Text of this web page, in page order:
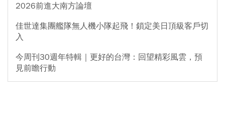
2026前進大南方論壇
佳世達集團艦隊無人機小隊起飛！鎖定美日頂級客戶切
入
今周刊30週年特輯｜更好的台灣：回望精彩風雲，預
見前瞻行動